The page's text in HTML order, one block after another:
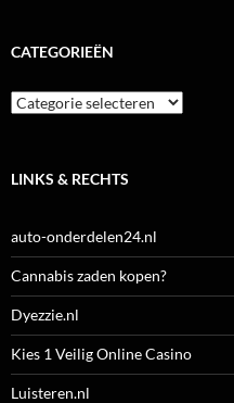
CATEGORIEËN
Categorieën
LINKS & RECHTS
auto-onderdelen24.nl
Cannabis zaden kopen?
Dyezzie.nl
Kies 1 Veilig Online Casino
Luisteren.nl